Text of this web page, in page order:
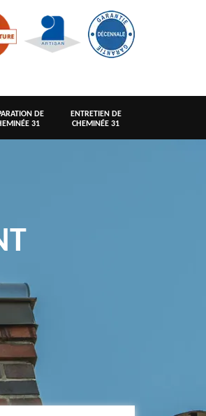
DE
31
ENTRETIEN DE
CHEMINÉE 31